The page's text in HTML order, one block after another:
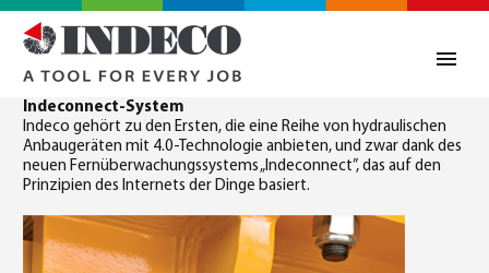
Indeconnect-System
Indeco gehört zu den Ersten, die eine Reihe von hydraulischen
Anbaugeräten mit 4.0-Technologie anbieten, und zwar dank des
neuen Fernüberwachungssystems „Indeconnect”, das auf den
Prinzipien des Internets der Dinge basiert.